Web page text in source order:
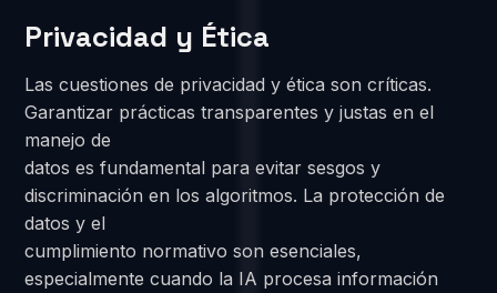
Privacidad y Ética
Las cuestiones de privacidad y ética son críticas.
Garantizar prácticas transparentes y justas en el
manejo de
datos es fundamental para evitar sesgos y
discriminación en los algoritmos. La protección de
datos y el
cumplimiento normativo son esenciales,
especialmente cuando la IA procesa información